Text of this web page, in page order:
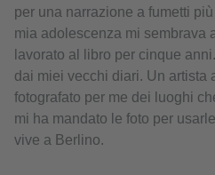
per una narrazione a fumetti
mia adolescenza mi sembrava
lavorato al libro per cinque
dai miei vecchi diari. Un artista
fotografato per me dei luoghi
mi ha mandato le foto per
vive a Berlino.